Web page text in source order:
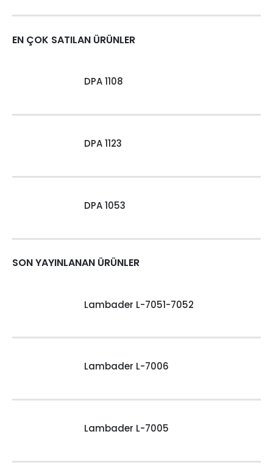
EN ÇOK SATILAN ÜRÜNLER
DPA 1108
DPA 1123
DPA 1053
SON YAYINLANAN ÜRÜNLER
Lambader L-7051-7052
Lambader L-7006
Lambader L-7005